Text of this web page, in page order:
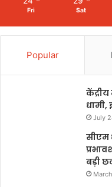
Fri Sat
Popular
धामी,
July
सीएम
बड़ी